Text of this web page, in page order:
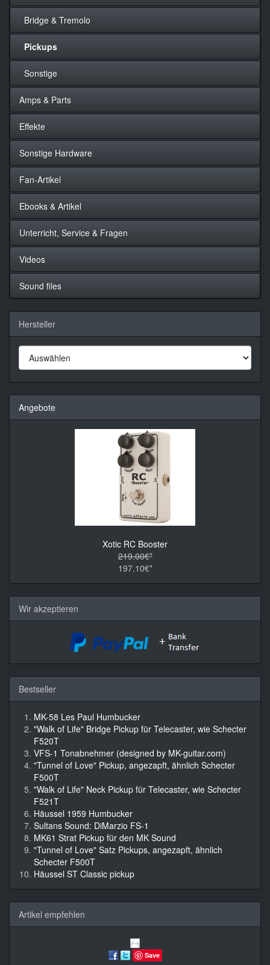
Bridge & Tremolo
Pickups
Sonstige
Amps & Parts
Effekte
Sonstige Hardware
Fan-Artikel
Ebooks & Artikel
Unterricht, Service & Fragen
Videos
Sound files
Hersteller
Angebote
Xotic RC Booster
219.00€*
197.10€*
Wir akzeptieren
Bestseller
MK-58 Les Paul Humbucker
"Walk of Life" Bridge Pickup für Telecaster, wie Schecter
F520T
VFS-1 Tonabnehmer (designed by MK-guitar.com)
"Tunnel of Love" Pickup, angezapft, ähnlich Schecter
F500T
"Walk of Life" Neck Pickup für Telecaster, wie Schecter
F521T
Häussel 1959 Humbucker
Sultans Sound: DiMarzio FS-1
MK61 Strat Pickup für den MK Sound
"Tunnel of Love" Satz Pickups, angezapft, ähnlich
Schecter F500T
Häussel ST Classic pickup
Artikel empfehlen
Save